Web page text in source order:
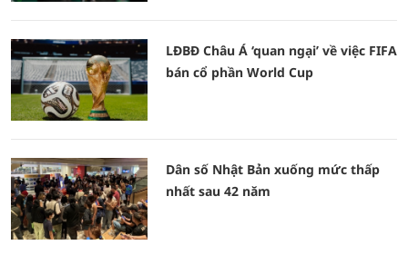
LĐBĐ Châu Á ‘quan ngại’ về việc FIFA
bán cổ phần World Cup
Dân số Nhật Bản xuống mức thấp
nhất sau 42 năm